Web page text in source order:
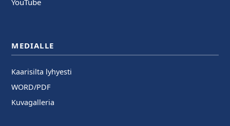
MEDIALLE
Kaarisilta lyhyesti
WORD/PDF
Kuvagalleria